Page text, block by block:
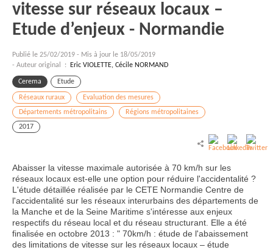
vitesse sur réseaux locaux –
Etude d’enjeux - Normandie
Publié le 25/02/2019 - Mis à jour le 18/05/2019
- Auteur original :
Eric VIOLETTE, Cécile NORMAND
Cerema Etude
Réseaux ruraux
Evaluation des mesures
Départements métropolitains
Régions métropolitaines
2017
Abaisser la vitesse maximale autorisée à 70 km/h sur les
réseaux locaux est-elle une option pour réduire l'accidentalité ?
L'étude détaillée réalisée par le CETE Normandie Centre de
l'accidentalité sur les réseaux interurbains des départements de
la Manche et de la Seine Maritime s'intéresse aux enjeux
respectifs du réseau local et du réseau structurant. Elle a été
finalisée en octobre 2013 : " 70km/h : étude de l'abaissement
des limitations de vitesse sur les réseaux locaux – étude